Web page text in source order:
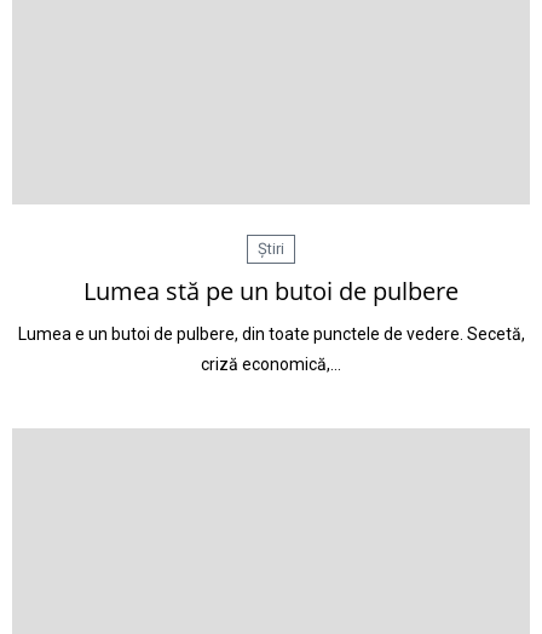
Știri
Lumea stă pe un butoi de pulbere
Lumea e un butoi de pulbere, din toate punctele de vedere. Secetă,
criză economică,…